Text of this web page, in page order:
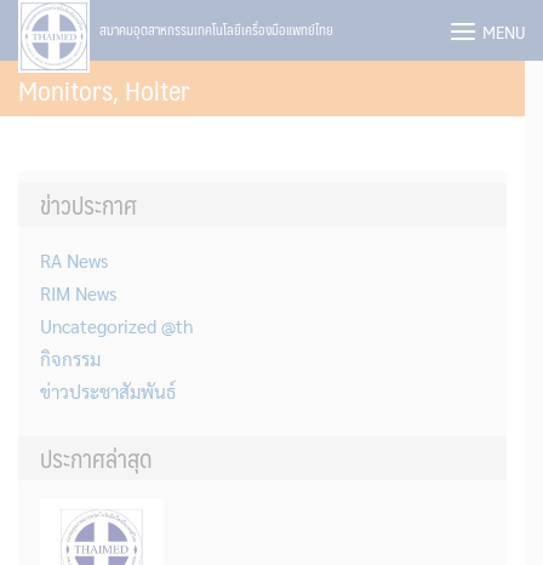
Skip
content
สมาคมอุตสาหกรรมเทคโนโลยีเครื่องมือแพทย์ไทย MENU
Monitors, Holter
ข่าวประกาศ
RA News
RIM News
Uncategorized @th
กิจกรรม
ข่าวประชาสัมพันธ์
ประกาศล่าสุด